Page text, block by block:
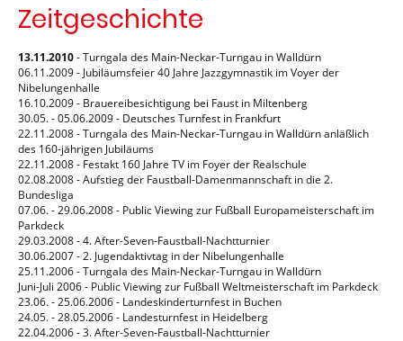
Zeitgeschichte
13.11.2010- Turngala des Main-Neckar-Turngau in Walldürn
06.11.2009 - Jubiläumsfeier 40 Jahre Jazzgymnastik im Voyer der
Nibelungenhalle
16.10.2009 - Brauereibesichtigung bei Faust in Miltenberg
30.05. - 05.06.2009 - Deutsches Turnfest in Frankfurt
22.11.2008 - Turngala des Main-Neckar-Turngau in Walldürn anläßlich
des 160-jährigen Jubiläums
22.11.2008 - Festakt 160 Jahre TV im Foyer der Realschule
02.08.2008 - Aufstieg der Faustball-Damenmannschaft in die 2.
Bundesliga
07.06. - 29.06.2008 - Public Viewing zur Fußball Europameisterschaft im
Parkdeck
29.03.2008 - 4. After-Seven-Faustball-Nachtturnier
30.06.2007 - 2. Jugendaktivtag in der Nibelungenhalle
25.11.2006 - Turngala des Main-Neckar-Turngau in Walldürn
Juni-Juli 2006 - Public Viewing zur Fußball Weltmeisterschaft im Parkdeck
23.06. - 25.06.2006 - Landeskinderturnfest in Buchen
24.05. - 28.05.2006 - Landesturnfest in Heidelberg
22.04.2006 - 3. After-Seven-Faustball-Nachtturnier